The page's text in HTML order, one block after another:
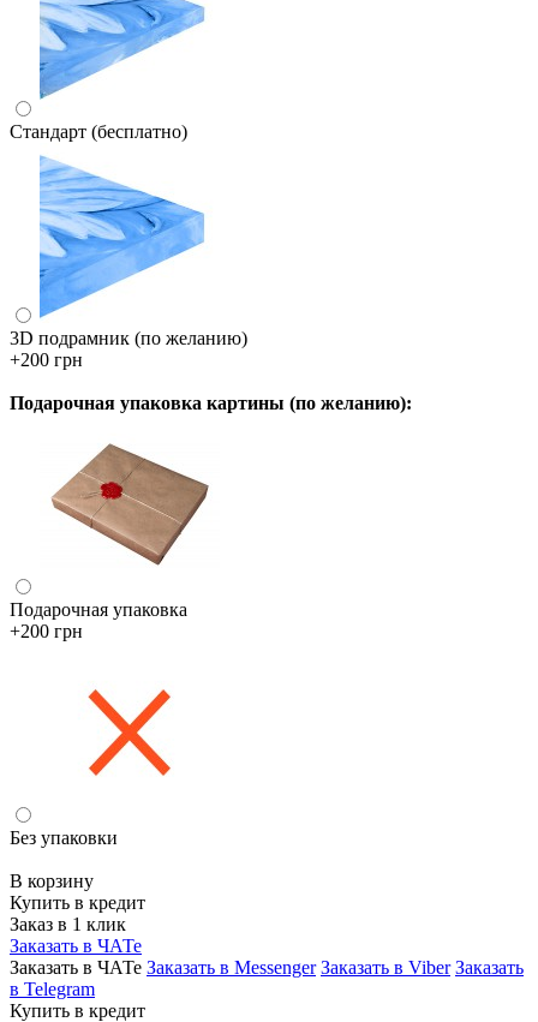
Стандарт (бесплатно)
3D подрамник (по желанию)
+200 грн
Подарочная упаковка картины (по желанию):
Подарочная упаковка
+200 грн
Без упаковки
В корзину
Купить в кредит
Заказ в 1 клик
Заказать в ЧАТе
Заказать в ЧАТе Заказать в Messenger Заказать в Viber Заказать
в Telegram
Купить в кредит